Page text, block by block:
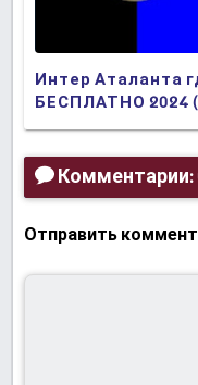
Интер
БЕСПЛАТНО
Отправить